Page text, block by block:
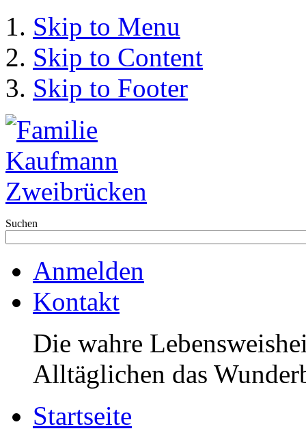
Skip to Menu
Skip to Content
Skip to Footer
Suchen
Anmelden
Kontakt
Die wahre
Alltäglichen das
Startseite